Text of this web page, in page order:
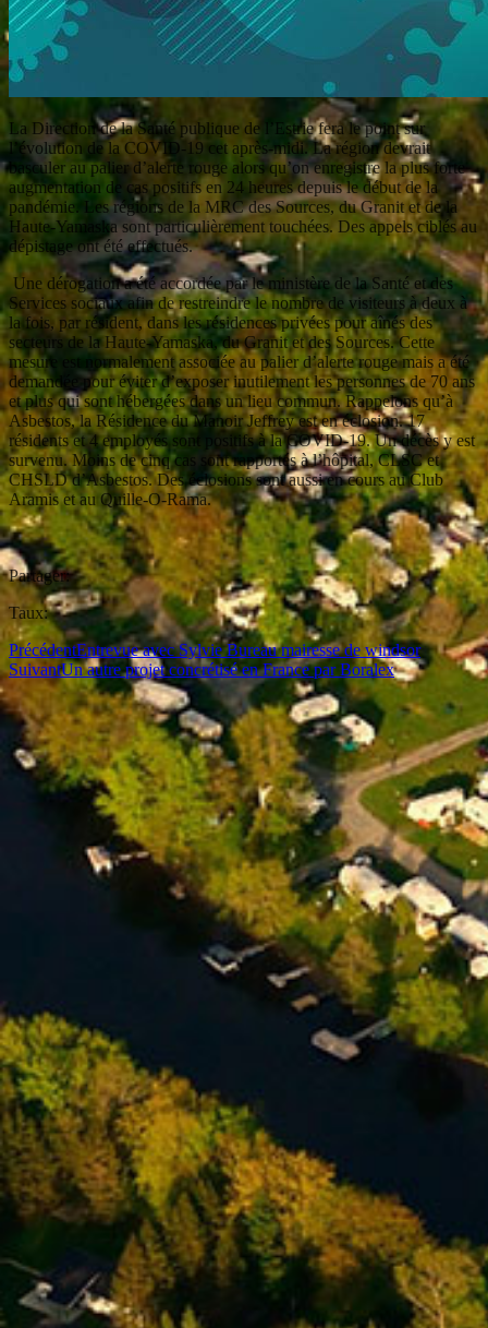
La Direction de la Santé publique de l’Estrie fera le point sur
l’évolution de la COVID-19 cet après-midi. La région devrait
basculer au palier d’alerte rouge alors qu’on enregistre la plus forte
augmentation de cas positifs en 24 heures depuis le début de la
pandémie. Les régions de la MRC des Sources, du Granit et de la
Haute-Yamaska sont particulièrement touchées. Des appels ciblés au
dépistage ont été effectués.
Une dérogation a été accordée par le ministère de la Santé et des
Services sociaux afin de restreindre le nombre de visiteurs à deux à
la fois, par résident, dans les résidences privées pour aînés des
secteurs de la Haute-Yamaska, du Granit et des Sources. Cette
mesure est normalement associée au palier d’alerte rouge mais a été
demandée pour éviter d’exposer inutilement les personnes de 70 ans
et plus qui sont hébergées dans un lieu commun. Rappelons qu’à
Asbestos, la Résidence du Manoir Jeffrey est en éclosion. 17
résidents et 4 employés sont positifs à la COVID-19. Un décès y est
survenu. Moins de cinq cas sont rapportés à l’hôpital, CLSC et
CHSLD d’Asbestos. Des éclosions sont aussi en cours au Club
Aramis et au Quille-O-Rama.
Partager:
Taux:
PrécédentEntrevue avec Sylvie Bureau mairesse de windsor
SuivantUn autre projet concrétisé en France par Boralex